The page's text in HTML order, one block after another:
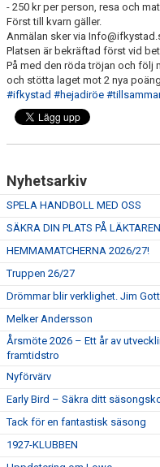
- 250 kr per person, resa och
Först till kvarn gäller.
Anmälan sker via
Platsen är bekräftad först vid
På med den röda tröjan och följ
och stötta laget mot 2 nya poäng
#ifkystad #hejadiröe
Nyhetsarkiv
SPELA HANDBOLL MED OSS
SÄKRA DIN PLATS PÅ
HEMMAMATCHERNA 2026/27!
Truppen 26/27
Drömmar blir verklighet. Jim
Melker Andersson
Årsmöte 2026 – Ett år av
framtidstro
Nyförvärv
Early Bird – Säkra ditt
Tack för en fantastisk säsong
1927-KLUBBEN